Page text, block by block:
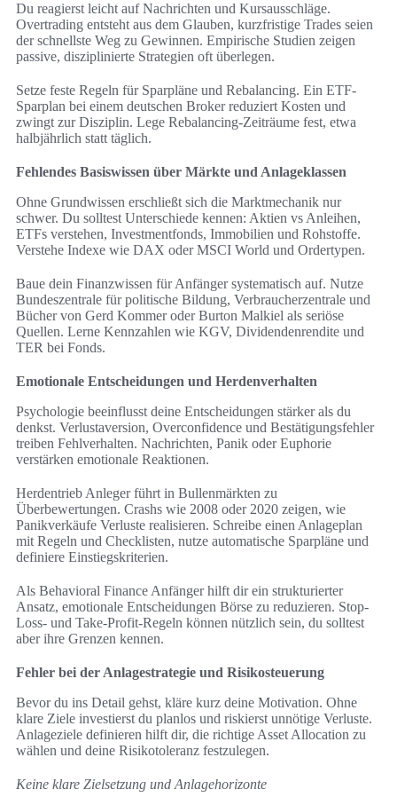
Du reagierst leicht auf Nachrichten und Kursausschläge.
Overtrading entsteht aus dem Glauben, kurzfristige Trades seien
der schnellste Weg zu Gewinnen. Empirische Studien zeigen
passive, disziplinierte Strategien oft überlegen.
Setze feste Regeln für Sparpläne und Rebalancing. Ein ETF-
Sparplan bei einem deutschen Broker reduziert Kosten und
zwingt zur Disziplin. Lege Rebalancing-Zeiträume fest, etwa
halbjährlich statt täglich.
Fehlendes Basiswissen über Märkte und Anlageklassen
Ohne Grundwissen erschließt sich die Marktmechanik nur
schwer. Du solltest Unterschiede kennen: Aktien vs Anleihen,
ETFs verstehen, Investmentfonds, Immobilien und Rohstoffe.
Verstehe Indexe wie DAX oder MSCI World und Ordertypen.
Baue dein Finanzwissen für Anfänger systematisch auf. Nutze
Bundeszentrale für politische Bildung, Verbraucherzentrale und
Bücher von Gerd Kommer oder Burton Malkiel als seriöse
Quellen. Lerne Kennzahlen wie KGV, Dividendenrendite und
TER bei Fonds.
Emotionale Entscheidungen und Herdenverhalten
Psychologie beeinflusst deine Entscheidungen stärker als du
denkst. Verlustaversion, Overconfidence und Bestätigungsfehler
treiben Fehlverhalten. Nachrichten, Panik oder Euphorie
verstärken emotionale Reaktionen.
Herdentrieb Anleger führt in Bullenmärkten zu
Überbewertungen. Crashs wie 2008 oder 2020 zeigen, wie
Panikverkäufe Verluste realisieren. Schreibe einen Anlageplan
mit Regeln und Checklisten, nutze automatische Sparpläne und
definiere Einstiegskriterien.
Als Behavioral Finance Anfänger hilft dir ein strukturierter
Ansatz, emotionale Entscheidungen Börse zu reduzieren. Stop-
Loss- und Take-Profit-Regeln können nützlich sein, du solltest
aber ihre Grenzen kennen.
Fehler bei der Anlagestrategie und Risikosteuerung
Bevor du ins Detail gehst, kläre kurz deine Motivation. Ohne
klare Ziele investierst du planlos und riskierst unnötige Verluste.
Anlageziele definieren hilft dir, die richtige Asset Allocation zu
wählen und deine Risikotoleranz festzulegen.
Keine klare Zielsetzung und Anlagehorizonte